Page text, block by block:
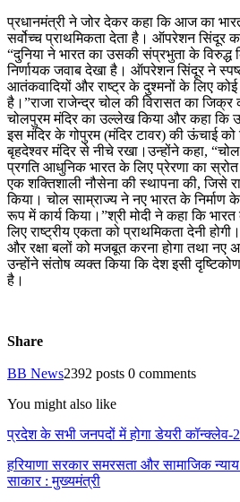
प्रधानमंत्री ने जोर देकर कहा कि आज का भारत
सर्वोच्च प्राथमिकता देता है। ऑपरेशन सिंदूर
“दुनिया ने भारत का उसकी संप्रभुता के
निर्णायक जवाब देखा है। ऑपरेशन सिंदूर ने
आतंकवादियों और राष्ट्र के दुश्मनों के लिए कोई
है।”राजा राजेन्द्र चोल की विरासत का जिक्र
चोलपुरम मंदिर का उल्लेख किया और कहा कि
इस मंदिर के गोपुरम (मंदिर टावर) की ऊंचाई को
बृहदेश्वर मंदिर से नीचे रखा।उन्होंने कहा,
प्रगति आधुनिक भारत के लिए प्रेरणा का
एक शक्तिशाली नौसेना की स्थापना की, जिसे
किया। चोल साम्राज्य ने नए भारत के निर्माण
रूप में कार्य किया।”श्री मोदी ने कहा कि
लिए राष्ट्रीय एकता को प्राथमिकता देनी
और रक्षा बलों को मजबूत करना होगा तथा नए
उन्होंने संतोष व्यक्त किया कि देश इसी
है।
Share
BB News2392 posts 0 comments
You might also like
प्रदेश के सभी जनपदों में होगा डेयरी
हरियाणा सरकार समरसता और सामाजिक
साकार : मुख्यमंत्री